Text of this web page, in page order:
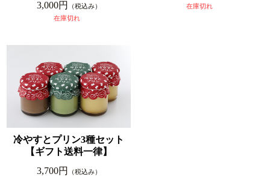
3,000円
（税込み）
在庫切れ
在庫切れ
冷やすとプリン3種セット
【ギフト送料一律】
3,700円
（税込み）